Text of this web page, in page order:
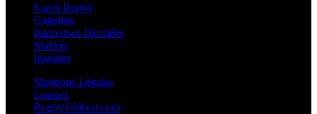
Esprit Rugby
Cagolins
Interviews Décalées
Maffrés
Insolites
Mentions Légales
Contact
RugbyFédéral.com